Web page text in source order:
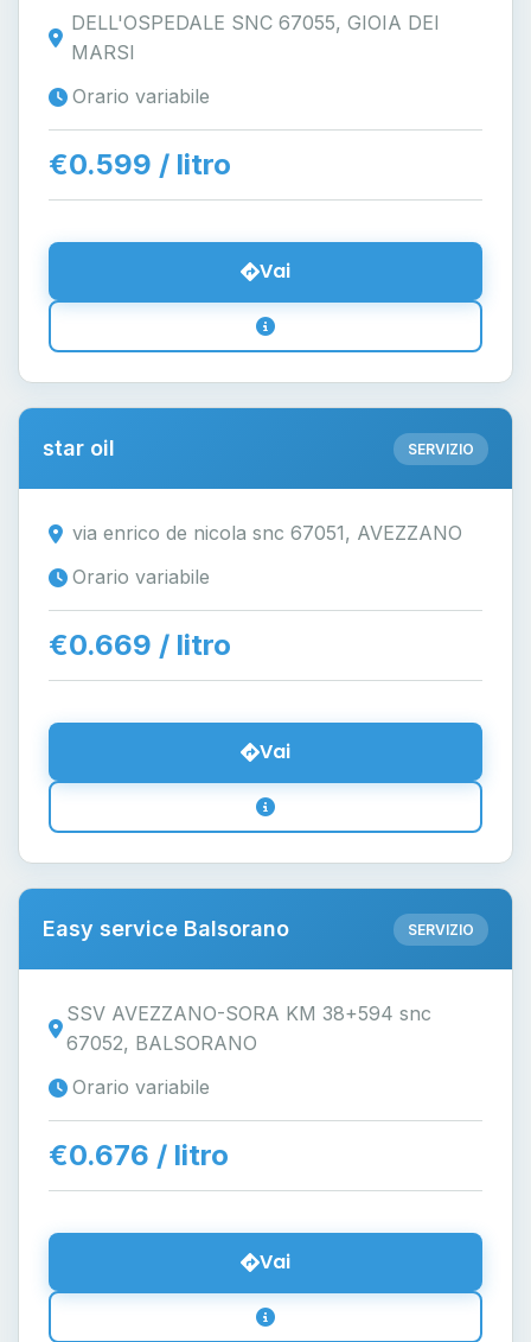
DELL'OSPEDALE SNC 67055, GIOIA DEI
MARSI
Orario variabile
€0.599 / litro
Vai
star oil SERVIZIO
via enrico de nicola snc 67051, AVEZZANO
Orario variabile
€0.669 / litro
Vai
Easy service Balsorano SERVIZIO
SSV AVEZZANO-SORA KM 38+594 snc
67052, BALSORANO
Orario variabile
€0.676 / litro
Vai